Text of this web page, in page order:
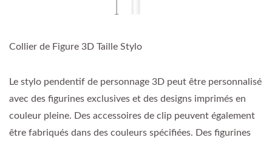
Collier de Figure 3D Taille Stylo
Le stylo pendentif de personnage 3D peut être personnalisé
avec des figurines exclusives et des designs imprimés en
couleur pleine. Des accessoires de clip peuvent également
être fabriqués dans des couleurs spécifiées. Des figurines